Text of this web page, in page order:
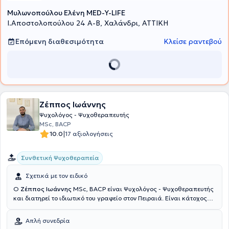
Μυλωνοπούλου Ελένη MED-Y-LIFE
I.Αποστολοπούλου 24 Α-Β, Χαλάνδρι, ΑΤΤΙΚΗ
Επόμενη διαθεσιμότητα
Κλείσε ραντεβού
Ζέππος Ιωάννης
Ψυχολόγος - Ψυχοθεραπευτής
MSc, BACP
10.0|17 αξιολογήσεις
Συνθετική Ψυχοθεραπεία
Σχετικά με τον ειδικό
Ο Ζέππος Ιωάννης MSc, BACP είναι Ψυχολόγος - Ψυχοθεραπευτής
και διατηρεί το ιδιωτικό του γραφείο στον Πειραιά. Είναι κάτοχος
Psychology) με Μεταπτυχιακές σπουδές στην Συνθετική
Συμβουλευτική και Ψυχοθεραπεία (MSc Integrative Counselling and
Απλή συνεδρία